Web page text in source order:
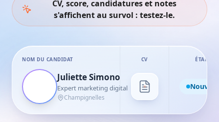
CV, score, candidatures et notes
s'affichent au survol : testez-le.
NOM DU CANDIDAT
Juliette Simono
Expert marketing digital
Champignelles
CV ÉTAPE